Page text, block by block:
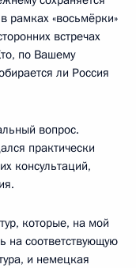
рамках «восьмёрки»
встречах
по Вашему
ли Россия
вопрос.
практически
консультаций,
которые, на мой
на соответствующую
и немецкая